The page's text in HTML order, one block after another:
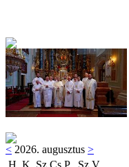
< 2026. augusztus >
H K Sz Cs P Sz V